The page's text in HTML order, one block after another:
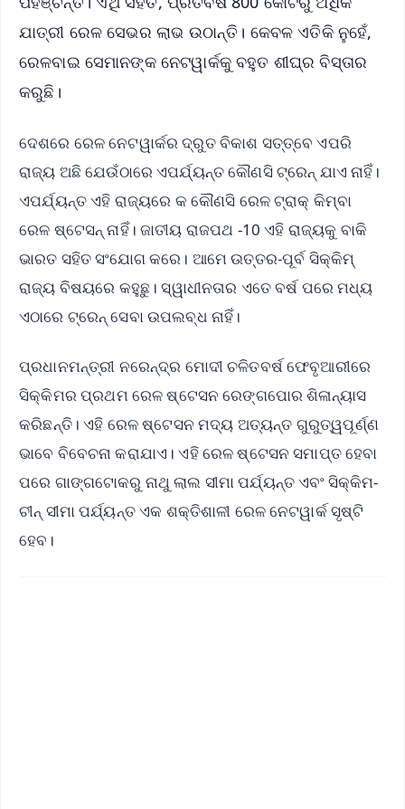
ଯାତ୍ରୀ ରେଳ ସେଭର ଲାଭ ଉଠାନ୍ତି। କେବଳ ଏତିକି ନୁହେଁ,
ରେଳବାଇ ସେମାନଙ୍କ ନେଟୱାର୍କକୁ ବହୁତ ଶୀଘ୍ର ବିସ୍ତାର
କରୁଛି।
ଦେଶରେ ରେଳ ନେଟୱାର୍କର ଦ୍ରୁତ ବିକାଶ ସତ୍ତ୍ବେ ଏପରି
ରାଜ୍ୟ ଅଛି ଯେଉଁଠାରେ ଏପର୍ଯ୍ୟନ୍ତ କୌଣସି ଟ୍ରେନ୍‌ ଯାଏ ନାହିଁ।
ଏପର୍ଯ୍ୟନ୍ତ ଏହି ରାଜ୍ୟରେ କ କୌଣସି ରେଳ ଟ୍ରାକ୍ କିମ୍ବା
ରେଳ ଷ୍ଟେସନ୍ ନାହିଁ। ଜାତୀୟ ରାଜପଥ -10 ଏହି ରାଜ୍ୟକୁ ବାକି
ଭାରତ ସହିତ ସଂଯୋଗ କରେ। ଆମେ ଉତ୍ତର-ପୂର୍ବ ସିକ୍କିମ୍
ରାଜ୍ୟ ବିଷୟରେ କହୁଛୁ। ସ୍ୱାଧୀନତାର ଏତେ ବର୍ଷ ପରେ ମଧ୍ୟ
ଏଠାରେ ଟ୍ରେନ୍ ସେବା ଉପଲବ୍ଧ ନାହିଁ।
ପ୍ରଧାନମନ୍ତ୍ରୀ ନରେନ୍ଦ୍ର ମୋଦୀ ଚଳିତବର୍ଷ ଫେବୃଆରୀରେ
ସିକ୍କିମର ପ୍ରଥମ ରେଳ ଷ୍ଟେସନ ରେଙ୍ଗପୋର ଶିଳାନ୍ୟାସ
କରିଛନ୍ତି। ଏହି ରେଳ ଷ୍ଟେସନ ମଦ୍ୟ ଅତ୍ୟନ୍ତ ଗୁରୁତ୍ୱପୂର୍ଣ୍ଣ
ଭାବେ ବିବେଚନା କରାଯାଏ। ଏହି ରେଳ ଷ୍ଟେସନ ସମାପ୍ତ ହେବା
ପରେ ଗାଙ୍ଗଟୋକରୁ ନାଥୁ ଲାଲ ସୀମା ପର୍ଯ୍ୟନ୍ତ ଏବଂ ସିକ୍କିମ-
ଚୀନ୍ ସୀମା ପର୍ଯ୍ୟନ୍ତ ଏକ ଶକ୍ତିଶାଳୀ ରେଳ ନେଟୱାର୍କ ସୃଷ୍ଟି
ହେବ।